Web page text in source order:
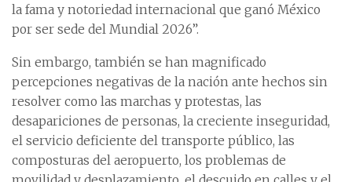
la fama y notoriedad internacional que ganó México
por ser sede del Mundial 2026”.
Sin embargo, también se han magnificado
percepciones negativas de la nación ante hechos sin
resolver como las marchas y protestas, las
desapariciones de personas, la creciente inseguridad,
el servicio deficiente del transporte público, las
composturas del aeropuerto, los problemas de